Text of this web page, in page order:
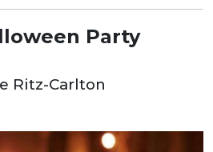
Party
Ritz-Carlton